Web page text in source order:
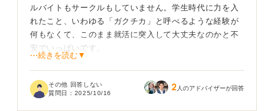
ルバイトもサークルもしていません。学生時代に力を入
れたこと、いわゆる「ガクチカ」と呼べるような経験が
何もなくて、このまま就活に突入して大丈夫なのかと不
安でいっぱいです。
がなく、面接で話せるようなネタが本当に何も見つかり
⋯続きを読む▼
その他 回答しない
質問日： 2025/10/16 2 人のアドバイザーが回答